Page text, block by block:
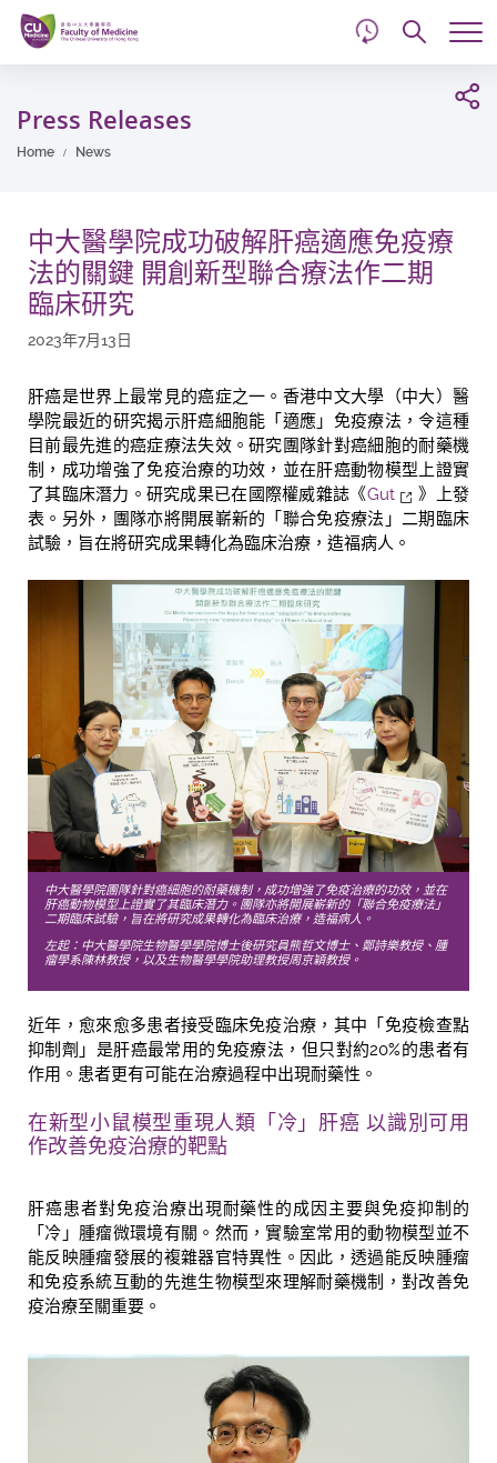
Skip
main
content
Press Releases
Home News
中大醫學院成功破解肝癌適應免疫療
法的關鍵 開創新型聯合療法作二期
臨床研究
2023年7月13日
肝癌是世界上最常見的癌症之一。香港中文大學（中大）醫
學院最近的研究揭示肝癌細胞能「適應」免疫療法，令這種
目前最先進的癌症療法失效。研究團隊針對癌細胞的耐藥機
制，成功增強了免疫治療的功效，並在肝癌動物模型上證實
了其臨床潛力。研究成果已在國際權威雜誌《Gut
》上發
表。另外，團隊亦將開展嶄新的「聯合免疫療法」二期臨床
試驗，旨在將研究成果轉化為臨床治療，造福病人。
中大醫學院團隊針對癌細胞的耐藥機制，成功增強了免疫治療的功效，並在
肝癌動物模型上證實了其臨床潛力。團隊亦將開展嶄新的「聯合免疫療法」
二期臨床試驗，旨在將研究成果轉化為臨床治療，造福病人。
左起：中大醫學院生物醫學學院博士後研究員熊哲文博士、鄭詩樂教授、腫
瘤學系陳林教授，以及生物醫學學院助理教授周京穎教授。
近年，愈來愈多患者接受臨床免疫治療，其中「免疫檢查點
抑制劑」是肝癌最常用的免疫療法，但只對約20%的患者有
作用。患者更有可能在治療過程中出現耐藥性。
在新型小鼠模型重現人類「冷」肝癌 以識別可用
作改善免疫治療的靶點
肝癌患者對免疫治療出現耐藥性的成因主要與免疫抑制的
「冷」腫瘤微環境有關。然而，實驗室常用的動物模型並不
能反映腫瘤發展的複雜器官特異性。因此，透過能反映腫瘤
和免疫系統互動的先進生物模型來理解耐藥機制，對改善免
疫治療至關重要。